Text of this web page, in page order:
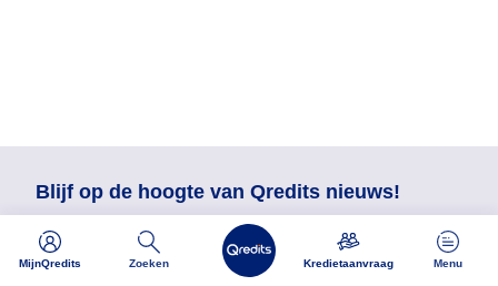
MijnQredits Zoeken Kredietaanvraag Menu
Blijf op de hoogte van Qredits nieuws!